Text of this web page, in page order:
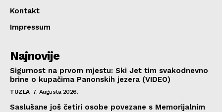
Kontakt
Impressum
Najnovije
Sigurnost na prvom mjestu: Ski Jet tim svakodnevno
brine o kupačima Panonskih jezera (VIDEO)
TUZLA 7. Augusta 2026.
Saslušane još četiri osobe povezane s Memorijalnim